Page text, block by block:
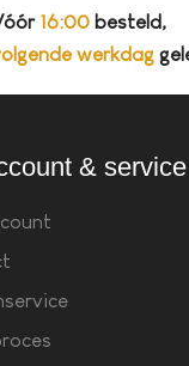
16:00 besteld,
werkdag
& service